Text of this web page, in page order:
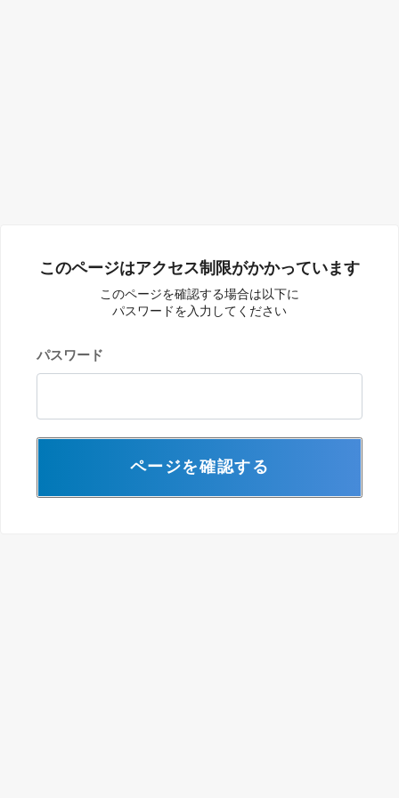
このページはアクセス制限がかかっています
このページを確認する場合は以下に
パスワードを入力してください
パスワード
ページを確認する